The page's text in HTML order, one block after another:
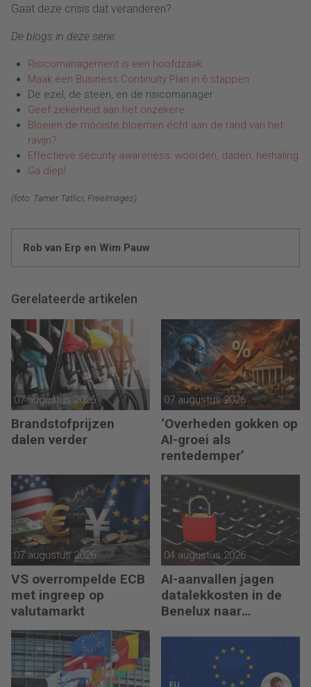
Gaat deze crisis dat veranderen?
De blogs in deze serie:
Risicomanagement is een hoofdzaak
Maak een Business Continuity Plan in 6 stappen
De ezel, de steen, en de risicomanager
Geef zekerheid aan het onzekere
Bloeien de mooiste bloemen écht aan de rand van het
ravijn?
Effectieve security awareness: woorden, daden, herhaling
Ga diep!
(foto: Tamer Tatlici, FreeImages)
Rob van Erp en Wim Pauw
Gerelateerde artikelen
07 augustus 2026
Brandstofprijzen
dalen verder
07 augustus 2026
‘Overheden gokken op
AI-groei als
rentedemper’
07 augustus 2026
VS overrompelde ECB
met ingreep op
valutamarkt
04 augustus 2026
AI-aanvallen jagen
datalekkosten in de
Benelux naar